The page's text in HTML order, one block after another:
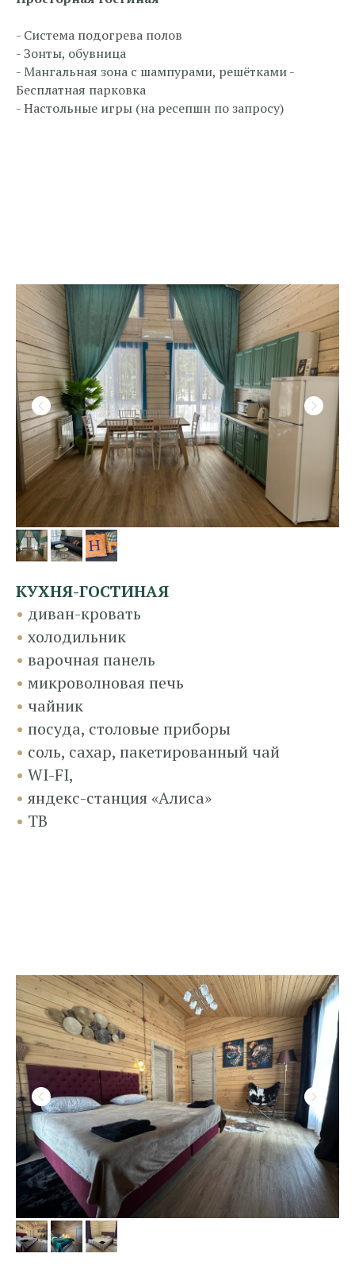
- Система подогрева полов
- Зонты, обувница
- Мангальная зона с шампурами, решётками -
Бесплатная парковка
- Настольные игры (на ресепшн по запросу)
КУХНЯ-ГОСТИНАЯ
• диван-кровать
• холодильник
• варочная панель
• микроволновая печь
• чайник
• посуда, столовые приборы
• соль, сахар, пакетированный чай
• WI-FI,
•яндекс-станция «Алиса»
• ТВ